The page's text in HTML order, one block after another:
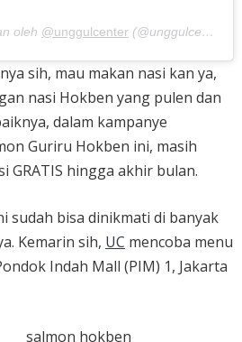
oleh @unggulcenter (@unggulcenter) pada
sih, mau makan nasi kan ya,
nasi Hokben yang pulen dan
dalam kampanye
Guriru Hokben ini, masih
GRATIS hingga akhir bulan.
sudah bisa dinikmati di banyak
Kemarin sih, UC mencoba menu
Indah Mall (PIM) 1, Jakarta